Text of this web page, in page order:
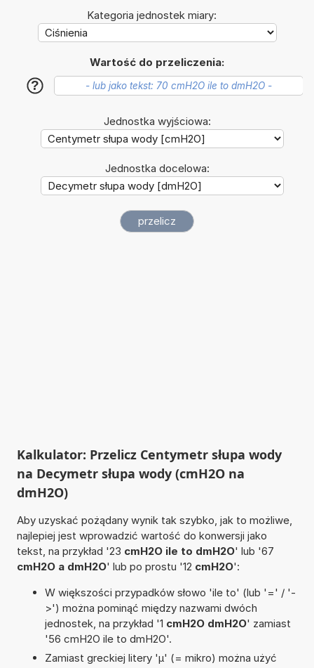
Kategoria jednostek miary:
Wartość do przeliczenia:
?
Jednostka wyjściowa:
Jednostka docelowa:
Kalkulator: Przelicz Centymetr słupa wody
na Decymetr słupa wody (cmH2O na
dmH2O)
Aby uzyskać pożądany wynik tak szybko, jak to możliwe,
najlepiej jest wprowadzić wartość do konwersji jako
tekst, na przykład '23 cmH2O ile to dmH2O' lub '67
cmH2O a dmH2O' lub po prostu '12 cmH2O':
W większości przypadków słowo 'ile to' (lub '=' / '-
>') można pominąć między nazwami dwóch
jednostek, na przykład '1 cmH2O dmH2O' zamiast
'56 cmH2O ile to dmH2O'.
Zamiast greckiej litery 'µ' (= mikro) można użyć